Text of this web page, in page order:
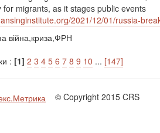
for migrants, as it stages public events
2021/12/01/russia-
війна,криза,ФРН
: [1] 2 3 4 5 6 7 8 9 10 ... [147]
© Copyright 2015 CRS